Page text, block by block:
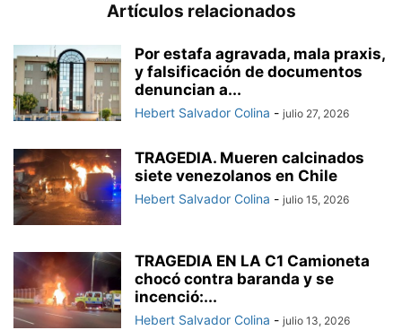
Artículos relacionados
Por estafa agravada, mala praxis,
y falsificación de documentos
denuncian a...
Hebert Salvador Colina - julio 27, 2026
TRAGEDIA. Mueren calcinados
siete venezolanos en Chile
Hebert Salvador Colina - julio 15, 2026
TRAGEDIA EN LA C1 Camioneta
chocó contra baranda y se
incenció:...
Hebert Salvador Colina - julio 13, 2026